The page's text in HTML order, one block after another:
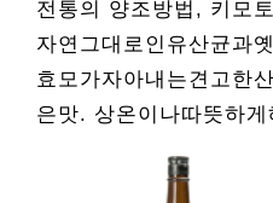
전통의 양조방법, 키모
자연그대로인유산균과
효모가자아내는견고한
은맛. 상온이나따뜻하